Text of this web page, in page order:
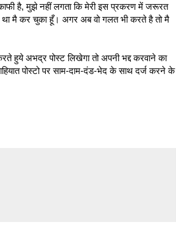
है, मुझे नहीं लगता कि मेरी इस प्रकरण में जरूरत
था मै कर चुका हूँ। अगर अब वो गलत भी करते है तो मै
हुये अभद्र पोस्‍ट लिखेगा तो अपनी भद्द करवाने का
पोस्‍टो पर साम-दाम-दंड-भेद के साथ दर्ज करने के